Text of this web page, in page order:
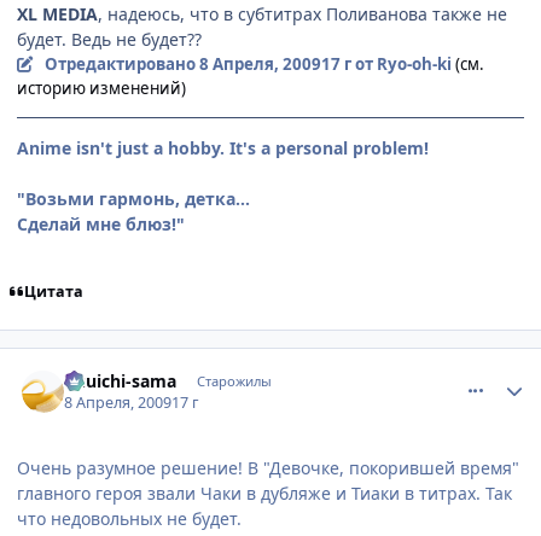
XL MEDIA, надеюсь, что в субтитрах Поливанова также не
будет. Ведь не будет??
Отредактировано8 Апреля, 200917 гот Ryo-oh-ki (см.
историю изменений)
Anime isn't just a hobby. It's a personal problem!
"Возьми гармонь, детка...
Сделай мне блюз!"
Цитата
Yuuichi-sama Старожилы
8 Апреля, 200917 г
Очень разумное решение! В "Девочке, покорившей время"
главного героя звали Чаки в дубляже и Тиаки в титрах. Так
что недовольных не будет.